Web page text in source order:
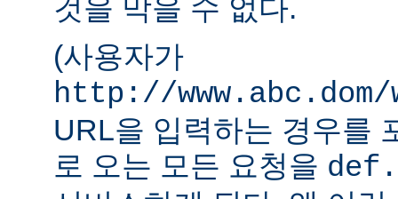
것을 막을 수 없다.
(사용자가
http://www.abc.dom/
URL을 입력하는 경우를
로 오는 모든 요청을